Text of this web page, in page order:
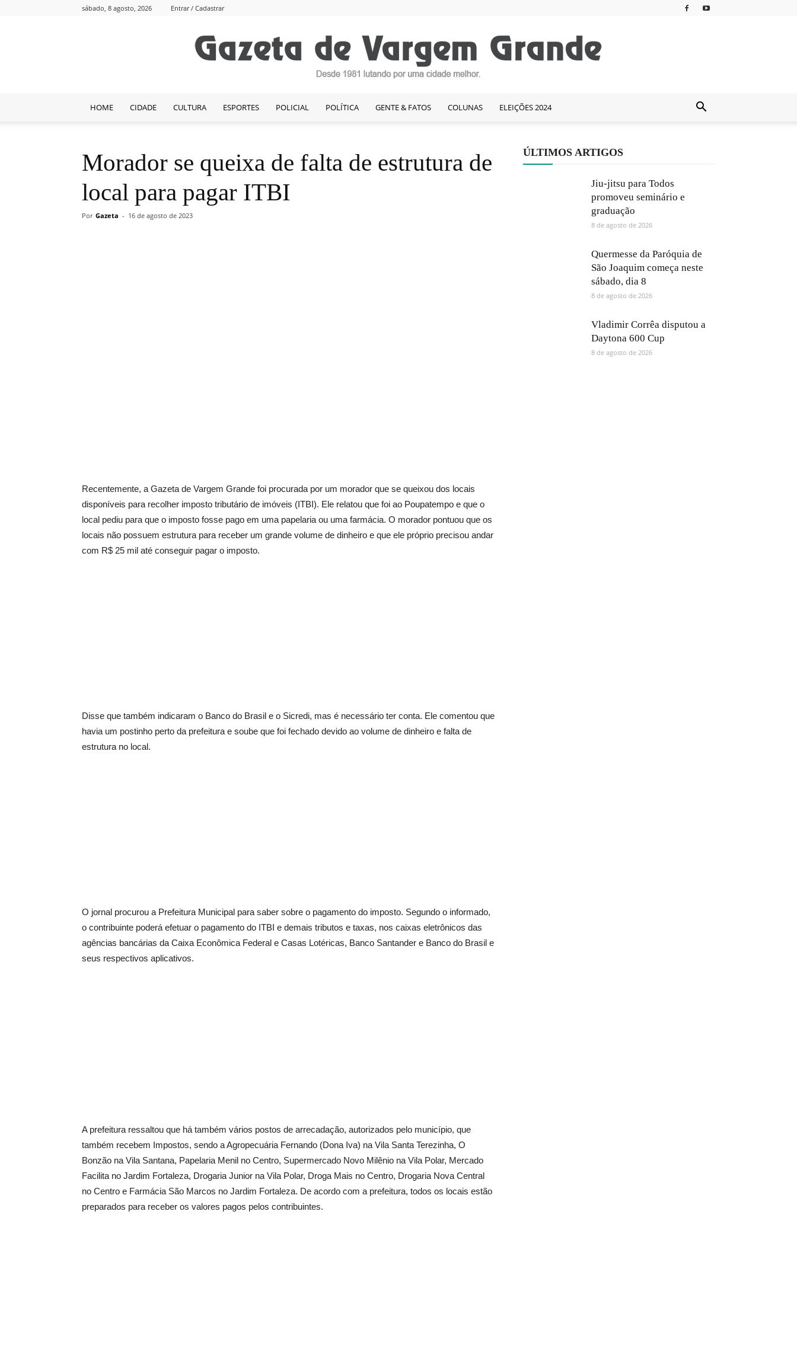
sábado, 8 agosto, 2026 Entrar / Cadastrar
HOME CIDADE CULTURA ESPORTES POLICIAL POLÍTICA GENTE & FATOS COLUNAS ELEIÇÕES 2024
Morador se queixa de falta de estrutura de
local para pagar ITBI
Por Gazeta - 16 de agosto de 2023
Recentemente, a Gazeta de Vargem Grande foi procurada por um morador que se queixou dos locais
disponíveis para recolher imposto tributário de imóveis (ITBI). Ele relatou que foi ao Poupatempo e que o
local pediu para que o imposto fosse pago em uma papelaria ou uma farmácia. O morador pontuou que os
locais não possuem estrutura para receber um grande volume de dinheiro e que ele próprio precisou andar
com R$ 25 mil até conseguir pagar o imposto.
Disse que também indicaram o Banco do Brasil e o Sicredi, mas é necessário ter conta. Ele comentou que
havia um postinho perto da prefeitura e soube que foi fechado devido ao volume de dinheiro e falta de
estrutura no local.
O jornal procurou a Prefeitura Municipal para saber sobre o pagamento do imposto. Segundo o informado,
o contribuinte poderá efetuar o pagamento do ITBI e demais tributos e taxas, nos caixas eletrônicos das
agências bancárias da Caixa Econômica Federal e Casas Lotéricas, Banco Santander e Banco do Brasil e
seus respectivos aplicativos.
A prefeitura ressaltou que há também vários postos de arrecadação, autorizados pelo município, que
também recebem Impostos, sendo a Agropecuária Fernando (Dona Iva) na Vila Santa Terezinha, O
Bonzão na Vila Santana, Papelaria Menil no Centro, Supermercado Novo Milênio na Vila Polar, Mercado
Facilita no Jardim Fortaleza, Drogaria Junior na Vila Polar, Droga Mais no Centro, Drogaria Nova Central
no Centro e Farmácia São Marcos no Jardim Fortaleza. De acordo com a prefeitura, todos os locais estão
preparados para receber os valores pagos pelos contribuintes.
ÚLTIMOS ARTIGOS
Jiu-jitsu para Todos
promoveu seminário e
graduação
8 de agosto de 2026
Quermesse da Paróquia de
São Joaquim começa neste
sábado, dia 8
8 de agosto de 2026
Vladimir Corrêa disputou a
Daytona 600 Cup
8 de agosto de 2026